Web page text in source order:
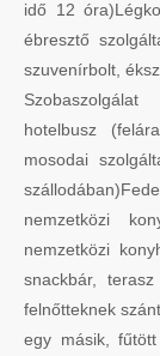
idő 12
ébresztő
szuvenírbolt,
hotelbusz
mosodai
nemzetközi
nemzetközi
snackbár,
felnőtteknek
egy másik,